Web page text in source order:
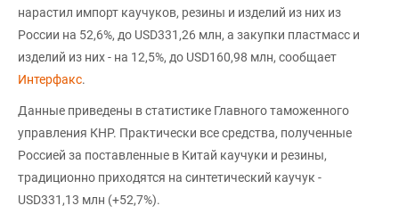
нарастил импорт каучуков, резины и изделий из них из
России на 52,6%, до USD331,26 млн, а закупки пластмасс и
изделий из них - на 12,5%, до USD160,98 млн, сообщает
Интерфакс.
Данные приведены в статистике Главного таможенного
управления КНР. Практически все средства, полученные
Россией за поставленные в Китай каучуки и резины,
традиционно приходятся на синтетический каучук -
USD331,13 млн (+52,7%).